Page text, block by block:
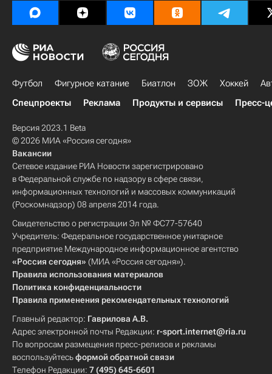
Футбол Фигурное катание Биатлон ЗОЖ Хоккей
Спецпроекты
Реклама Продукты и сервисы Пресс-
Версия 2023.1 Beta
© 2026 МИА «Россия сегодня»
Вакансии
Сетевое издание РИА Новости зарегистрировано
в Федеральной службе по надзору в сфере связи,
информационных технологий и массовых коммуникаций
(Роскомнадзор) 08 апреля 2014 года.
Свидетельство о регистрации Эл № ФС77-57640
Учредитель: Федеральное государственное унитарное
предприятие Международное информационное агентство
«Россия сегодня» (МИА «Россия сегодня»).
Правила использования материалов
Политика конфиденциальности
Правила применения рекомендательных технологий
Главный редактор: Гаврилова А.В.
Адрес электронной почты Редакции: r-sport.internet@ria.ru
По вопросам размещения пресс-релизов и рекламы
воспользуйтесьформой обратной связи
Телефон Редакции: 7 (495) 645-6601